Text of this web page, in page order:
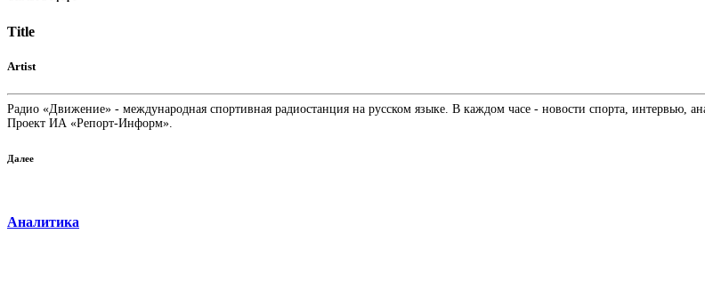
Title
Artist
Радио «Движение» - международная спортивная радиостанция на русском языке. В каждом часе - новости спорта, интервью,
Проект ИА «Репорт-Информ».
Далее
Аналитика